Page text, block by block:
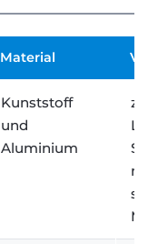
Material
Kunststoff
und
Aluminium